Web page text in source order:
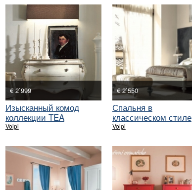
€ 2`999
Изысканный комод
коллекции TEA
Volpi
€ 2`550
Спальня в
классическом стиле
коллекции BOTERO
Volpi